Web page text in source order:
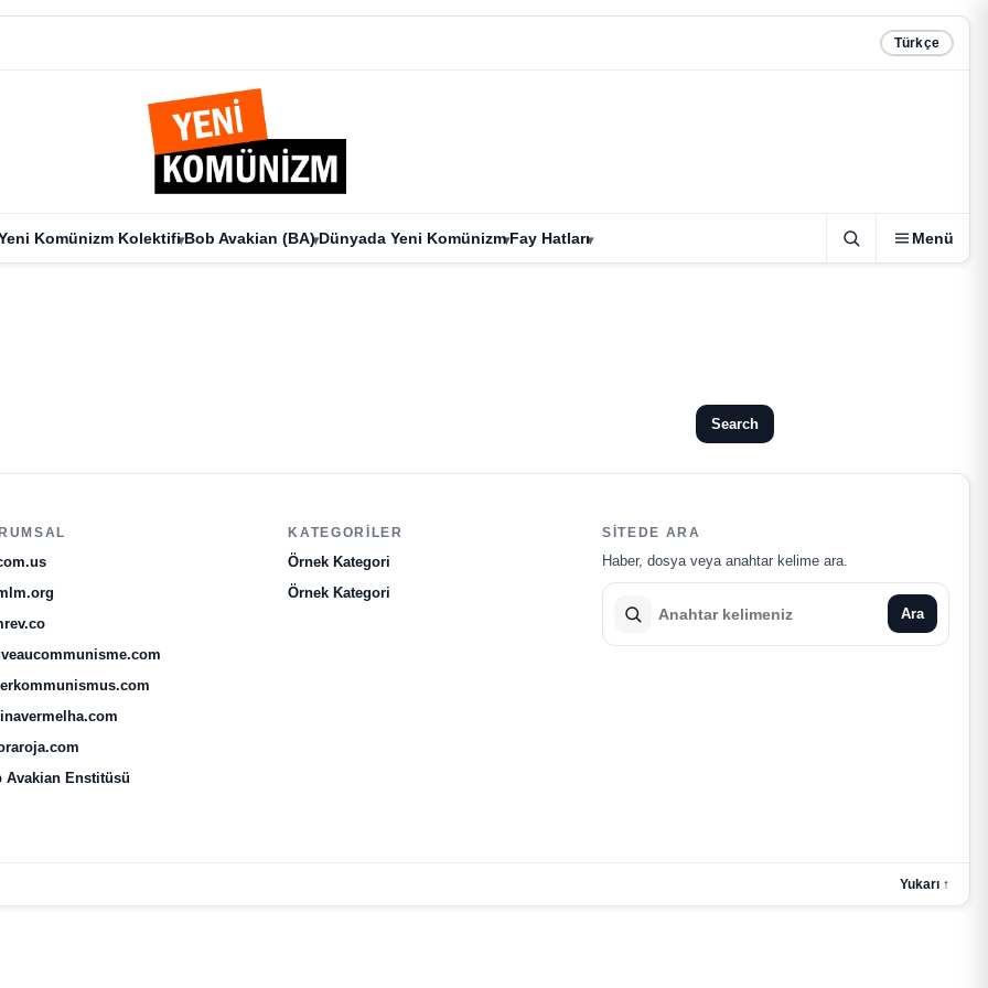
Türkçe
Komünizm KolektifiBob Avakian (BA)Dünyada Yeni KomünizmFay Hatları Menü
Search
Avakian Enstitüsü
KATEGORILER
Örnek Kategori
Örnek Kategori
SITEDE ARA
Haber, dosya veya anahtar kelime ara.
Ara
Yukarı ↑